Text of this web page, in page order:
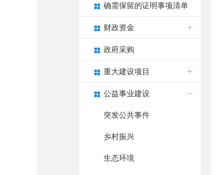
确需保留的证明事项清单
财政资金
政府采购
重大建设项目
公益事业建设
突发公共事件
乡村振兴
生态环境